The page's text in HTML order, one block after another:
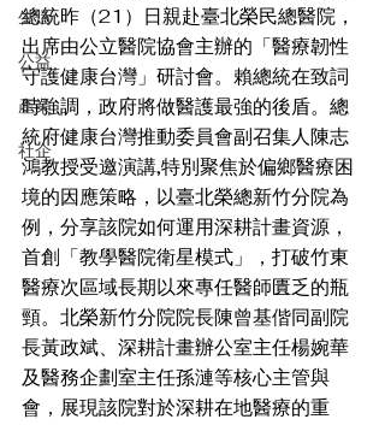
生活
公益
產業
社企
總統昨（21）日親赴臺北榮民總醫院，
出席由公立醫院協會主辦的「醫療韌性
守護健康台灣」研討會。賴總統在致詞
時強調，政府將做醫護最強的後盾。總
統府健康台灣推動委員會副召集人陳志
鴻教授受邀演講,特別聚焦於偏鄉醫療困
境的因應策略，以臺北榮總新竹分院為
例，分享該院如何運用深耕計畫資源，
首創「教學醫院衛星模式」，打破竹東
醫療次區域長期以來專任醫師匱乏的瓶
頸。北榮新竹分院院長陳曾基偕同副院
長黃政斌、深耕計畫辦公室主任楊婉華
及醫務企劃室主任孫漣等核心主管與
會，展現該院對於深耕在地醫療的重